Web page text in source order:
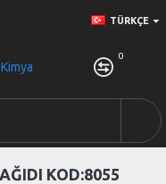
TÜRKÇE
0
KOD:8055